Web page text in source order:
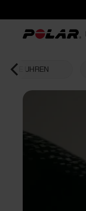
ALLE UHREN